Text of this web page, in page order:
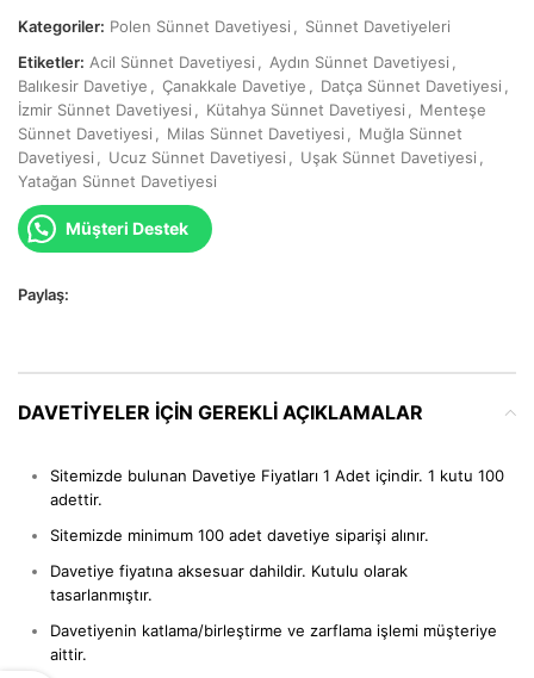
Kategoriler: Polen Sünnet Davetiyesi
Sünnet Davetiyeleri
Etiketler: Acil Sünnet Davetiyesi Aydın Sünnet Davetiyesi
Balıkesir Davetiye
Çanakkale Davetiye Datça Sünnet Davetiyesi
İzmir Sünnet Davetiyesi
Kütahya Sünnet Davetiyesi
Menteşe
Sünnet Davetiyesi
Milas Sünnet Davetiyesi
Muğla Sünnet
Davetiyesi
Ucuz Sünnet Davetiyesi Uşak Sünnet Davetiyesi
Yatağan Sünnet Davetiyesi
Müşteri Destek
Paylaş:
DAVETIYELER IÇIN GEREKLI AÇIKLAMALAR
Sitemizde bulunan Davetiye Fiyatları 1 Adet içindir. 1 kutu 100
adettir.
Sitemizde minimum 100 adet davetiye siparişi alınır.
Davetiye fiyatına aksesuar dahildir. Kutulu olarak
tasarlanmıştır.
Davetiyenin katlama/birleştirme ve zarflama işlemi müşteriye
aittir.